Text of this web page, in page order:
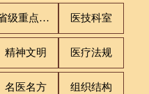
省级重点专科 医技科室
精神文明 医疗法规
名医名方 组织结构